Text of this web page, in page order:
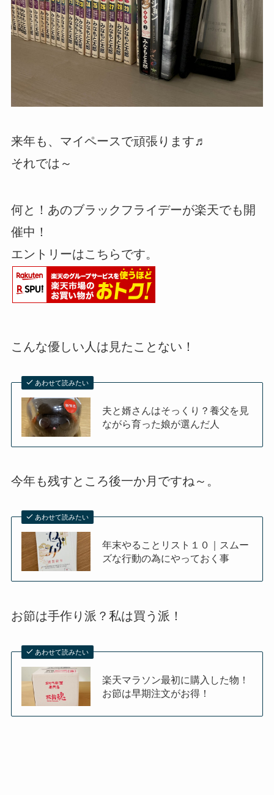
来年も、マイペースで頑張ります♬
それでは～
何と！あのブラックフライデーが楽天でも開
催中！
エントリーはこちらです。
こんな優しい人は見たことない！
あわせて読みたい
夫と婿さんはそっくり？養父を見
ながら育った娘が選んだ人
今年も残すところ後一か月ですね～。
あわせて読みたい
年末やることリスト１０｜スムー
ズな行動の為にやっておく事
お節は手作り派？私は買う派！
あわせて読みたい
楽天マラソン最初に購入した物！
お節は早期注文がお得！